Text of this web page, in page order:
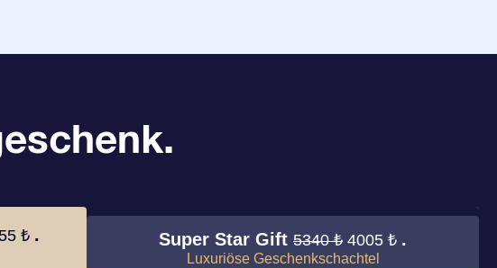
₺ . Super Star Gift5340 ₺ 4005 ₺ .
Luxuriöse Geschenkschachtel